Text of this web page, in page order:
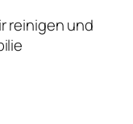
reinigen und